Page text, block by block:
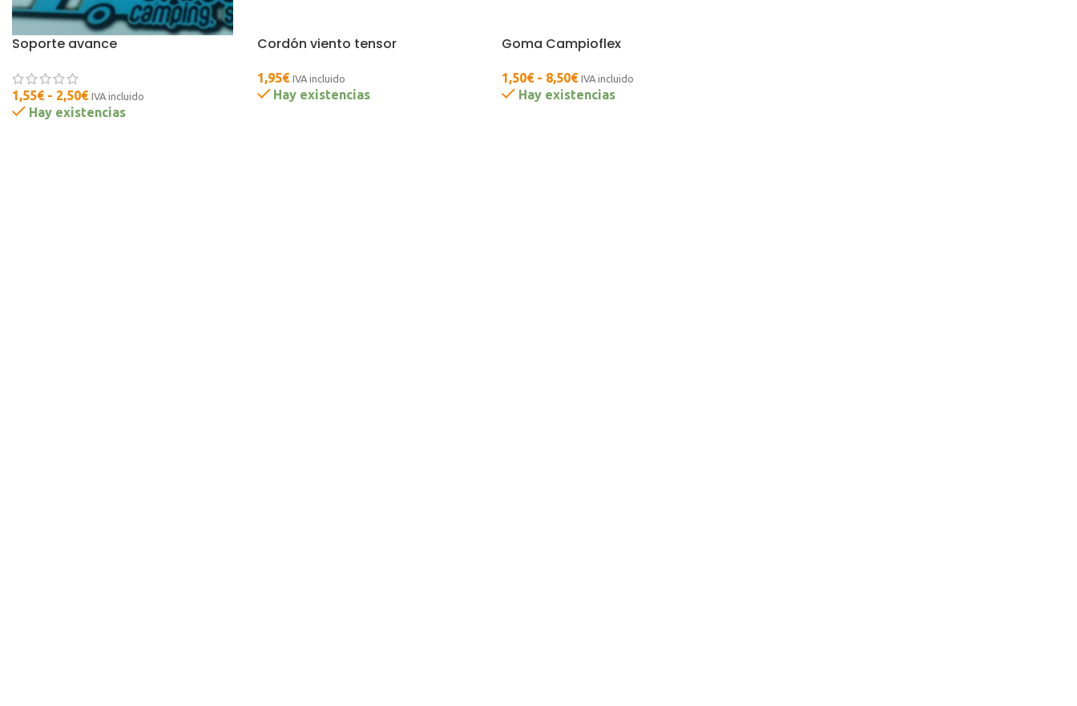
Soporte avance
1,55€ - 2,50€ IVA incluido
Hay existencias
Cordón viento tensor
1,95€ IVA incluido
Hay existencias
Goma Campioflex
1,50€ - 8,50€ IVA incluido
Hay existencias